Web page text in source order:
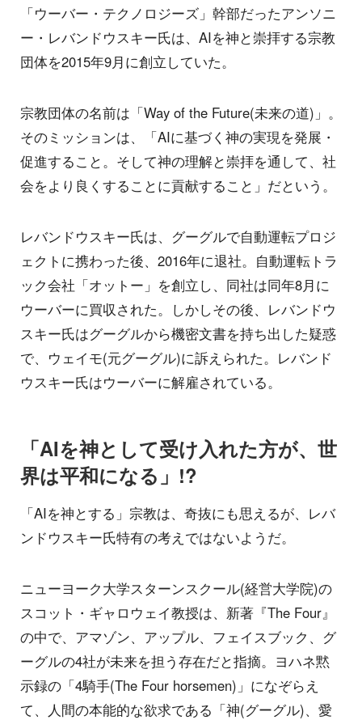
「ウーバー・テクノロジーズ」幹部だったアンソニ
ー・レバンドウスキー氏は、AIを神と崇拝する宗教
団体を2015年9月に創立していた。
宗教団体の名前は「Way of the Future(未来の道)」。
そのミッションは、「AIに基づく神の実現を発展・
促進すること。そして神の理解と崇拝を通して、社
会をより良くすることに貢献すること」だという。
レバンドウスキー氏は、グーグルで自動運転プロジ
ェクトに携わった後、2016年に退社。自動運転トラ
ック会社「オットー」を創立し、同社は同年8月に
ウーバーに買収された。しかしその後、レバンドウ
スキー氏はグーグルから機密文書を持ち出した疑惑
で、ウェイモ(元グーグル)に訴えられた。レバンド
ウスキー氏はウーバーに解雇されている。
「AIを神として受け入れた方が、世
界は平和になる」!?
「AIを神とする」宗教は、奇抜にも思えるが、レバ
ンドウスキー氏特有の考えではないようだ。
ニューヨーク大学スターンスクール(経営大学院)の
スコット・ギャロウェイ教授は、新著『The Four』
の中で、アマゾン、アップル、フェイスブック、グ
ーグルの4社が未来を担う存在だと指摘。ヨハネ黙
示録の「4騎手(The Four horsemen)」になぞらえ
て、人間の本能的な欲求である「神(グーグル)、愛